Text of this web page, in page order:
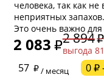
человека, так как
неприятных запахов.
Это очень важно
2 083 2 894
выгода
57
/ месяц 0 ₽
*